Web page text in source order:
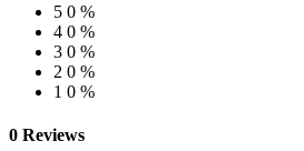
5 0 %
4 0 %
3 0 %
2 0 %
1 0 %
0 Reviews